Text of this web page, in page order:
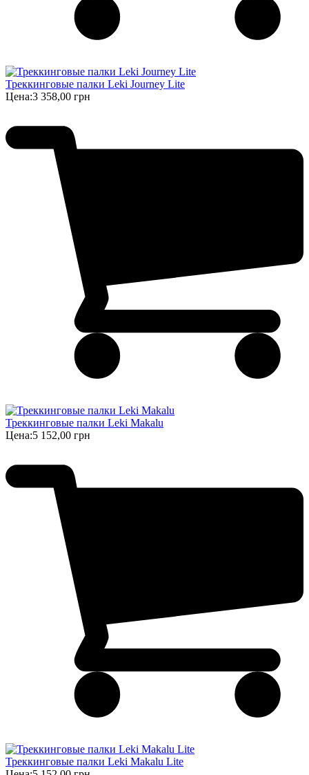
Треккинговые палки Leki Journey Lite
Цена:3 358,00 грн
Треккинговые палки Leki Makalu
Цена:5 152,00 грн
Треккинговые палки Leki Makalu Lite